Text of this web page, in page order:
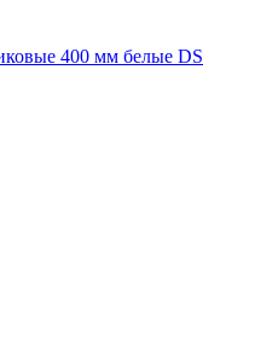
400 мм белые DS